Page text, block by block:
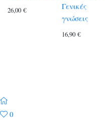
26,00 €
Γενικές
γνώσεις
16,90€
0